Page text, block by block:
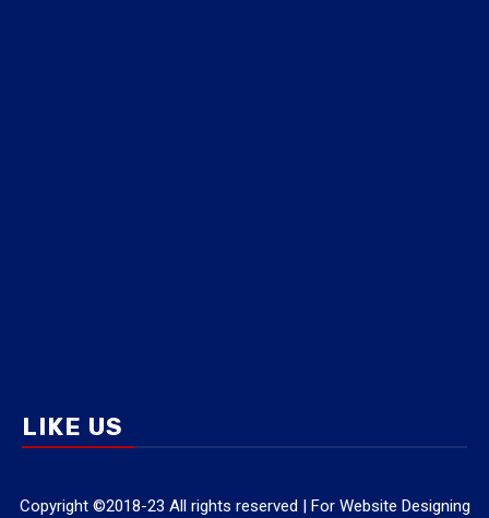
LIKE US
Copyright ©2018-23 All rights reserved | For Website Designing